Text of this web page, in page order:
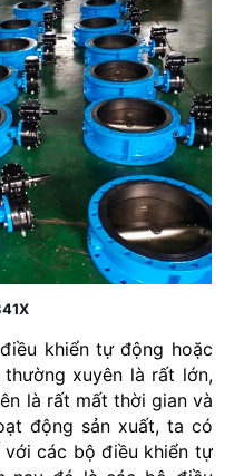
khiển tự động hoặc
xuyên là rất lớn,
là rất mất thời gian và
động sản xuất, ta có
với các bộ điều khiển tự